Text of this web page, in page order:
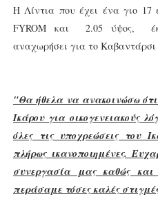
Η Λίντια που έχει ένα γιο 17
FYROM και 2.05 ύψος,
αναχωρήσει για το Καβαντάρσι
"Θα ήθελα να ανακοινώσω
Ικάρου για οικογενειακούς
όλες τις υποχρεώσεις του
πλήρως ικανοποιημένες.
συνεργασία μας καθώς
περάσαμε τόσες καλές